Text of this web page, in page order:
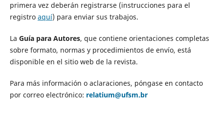
primera vez deberán registrarse (instrucciones para el
registro aquí) para enviar sus trabajos.
La Guía para Autores, que contiene orientaciones completas
sobre formato, normas y procedimientos de envío, está
disponible en el sitio web de la revista.
Para más información o aclaraciones, póngase en contacto
por correo electrónico: relatium@ufsm.br